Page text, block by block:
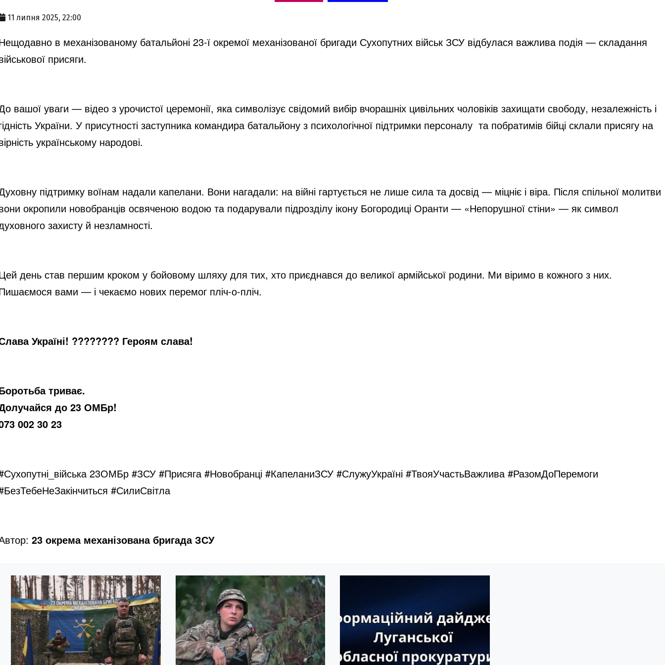
o
11 липня 2025, 22:00
в механізованому батальйоні 23-ї окремої механізованої бригади Сухопутних військ ЗСУ відбулася важлива подія — складання
присяги.
вашої уваги — відео з урочистої церемонії, яка символізує свідомий вибір вчорашніх цивільних чоловіків захищати свободу, незалежність і
України. У присутності заступника командира батальйону з психологічної підтримки персоналу та побратимів бійці склали присягу на
українському народові.
підтримку воїнам надали капелани. Вони нагадали: на війні гартується не лише сила та досвід — міцніє і віра. Після спільної молитви
окропили новобранців освяченою водою та подарували підрозділу ікону Богородиці Оранти — «Непорушної стіни» — як символ
захисту й незламності.
день став першим кроком у бойовому шляху для тих, хто приєднався до великої армійської родини. Ми віримо в кожного з них.
вами — і чекаємо нових перемог пліч-о-пліч.
Україні! ???????? Героям слава!
триває.
до 23 ОМБр!
002 30 23
23ОМБр #ЗСУ #Присяга #Новобранці #КапеланиЗСУ #СлужуУкраїні #ТвояУчастьВажлива #РазомДоПеремоги
#СилиСвітла
23 окрема механізована бригада ЗСУ